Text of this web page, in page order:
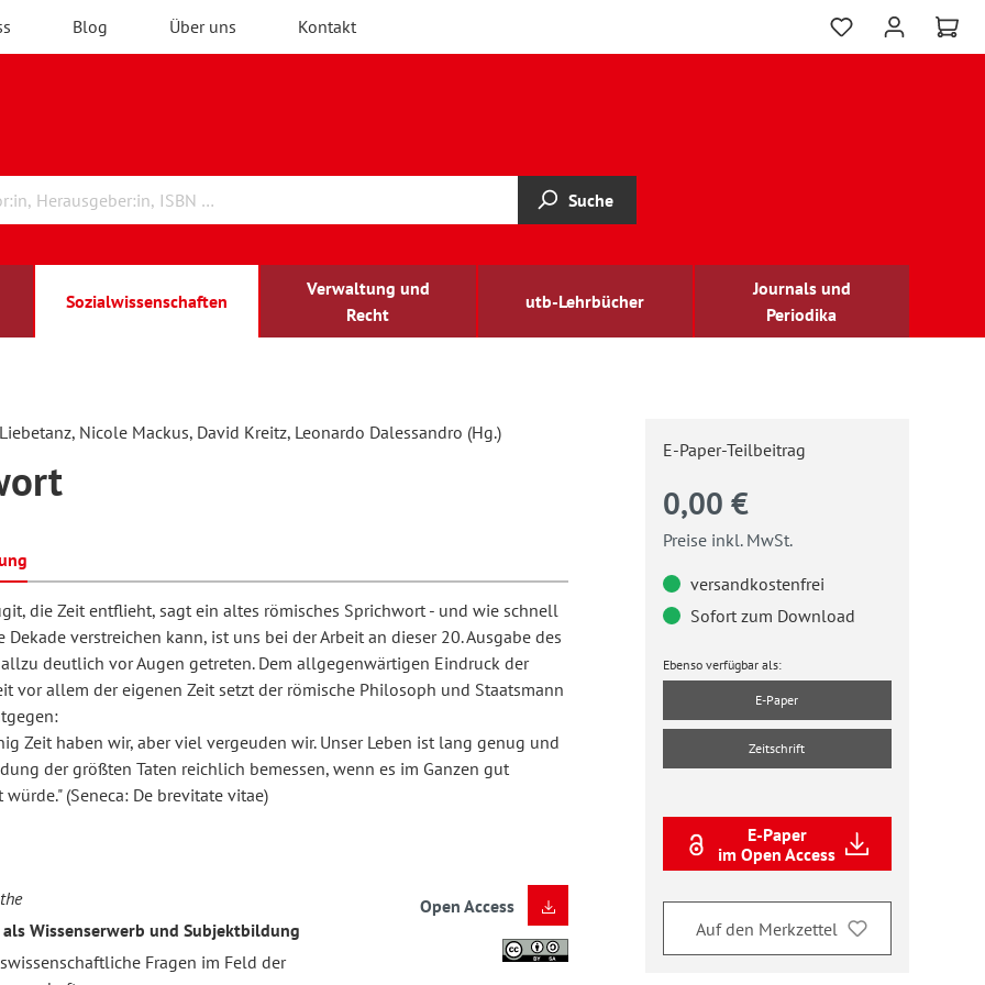
Blog Über uns Kontakt
Suche
Sozialwissenschaften
Verwaltung und
Recht
utb-Lehrbücher
Journals und
Periodika
BildungBildung
Schule und Unterricht
und Wissenschaft
Arbeit
und Unterrichtsforschung
und
forum
Erwachsenenbildung
Forum
für
Nicole Mackus, David Kreitz, Leonardo Dalessandro (Hg.)
die Zeit entflieht, sagt ein altes römisches Sprichwort - und wie schnell
Dekade verstreichen kann, ist uns bei der Arbeit an dieser 20. Ausgabe des
deutlich vor Augen getreten. Dem allgegenwärtigen Eindruck der
vor allem der eigenen Zeit setzt der römische Philosoph und Staatsmann
Zeit haben wir, aber viel vergeuden wir. Unser Leben ist lang genug und
der größten Taten reichlich bemessen, wenn es im Ganzen gut
(Seneca: De brevitate vitae)
als Wissenserwerb und Subjektbildung
Fragen im Feld der
Open Access
E-Paper-Teilbeitrag
0,00 €
Preise inkl. MwSt.
versandkostenfrei
Sofort zum Download
Ebenso verfügbar als:
E-Paper
Zeitschrift
E-Paper
im Open Access
Auf den Merkzettel